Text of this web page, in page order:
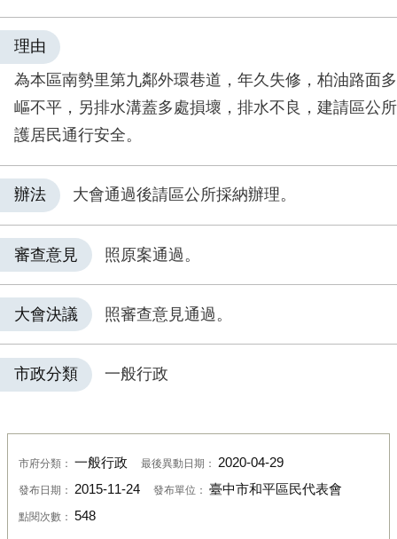
理由
為本區南勢里第九鄰外環巷道，年久失修，柏油路面
嶇不平，另排水溝蓋多處損壞，排水不良，建請區公
護居民通行安全。
辦法 大會通過後請區公所採納辦理。
審查意見 照原案通過。
大會決議 照審查意見通過。
市政分類 一般行政
市府分類： 一般行政 最後異動日期： 2020-04-29
發布日期： 2015-11-24 發布單位： 臺中市和平區民代表會
點閱次數： 548